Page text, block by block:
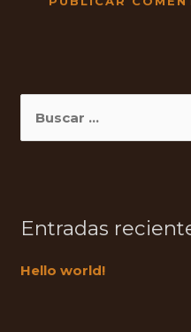
a
p
Entradas
Hello world!